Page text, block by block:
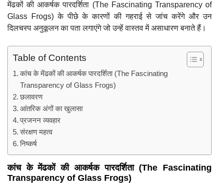
मेंढकों की आकर्षक पारदर्शिता (The Fascinating Transparency of
Glass Frogs) के पीछे के कारणों की गहराई से जांच करेंगे और उन
दिलचस्प अनुकूलन का पता लगाएंगे जो उन्हें वास्तव में असाधारण बनाते हैं।
Table of Contents
कांच के मेंढकों की आकर्षक पारदर्शिता (The Fascinating
Transparency of Glass Frogs)
छलावरण
आंतरिक अंगों का खुलासा
प्रजनन व्यवहार
संरक्षण महत्व
निष्कर्ष
कांच के मेंढकों की आकर्षक पारदर्शिता (The Fascinating
Transparency of Glass Frogs)